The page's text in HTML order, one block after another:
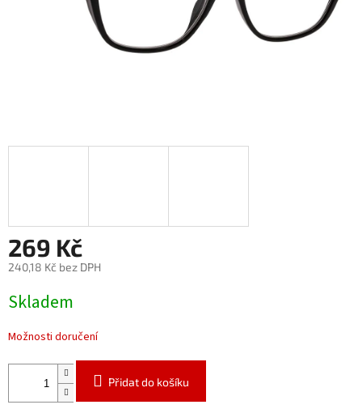
269 Kč
240,18 Kč bez DPH
cena:
Skladem
Možnosti doručení
Přidat do košíku